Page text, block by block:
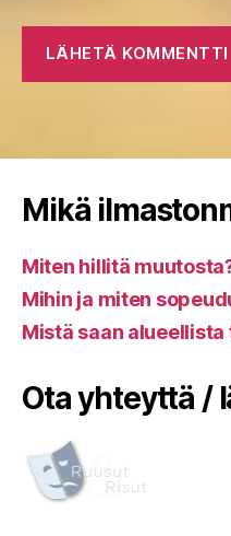
Mikä
Miten hillitä
Mihin ja miten
Mistä saan alueellista
Ota yhteyttä /